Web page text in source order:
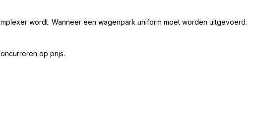
wordt. Wanneer een wagenpark uniform moet worden uitgevoerd.
op prijs.